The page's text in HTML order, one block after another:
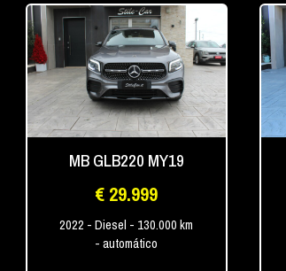
MB GLB220 MY19
€ 29.999
2022 - Diesel - 130.000 km
- automático